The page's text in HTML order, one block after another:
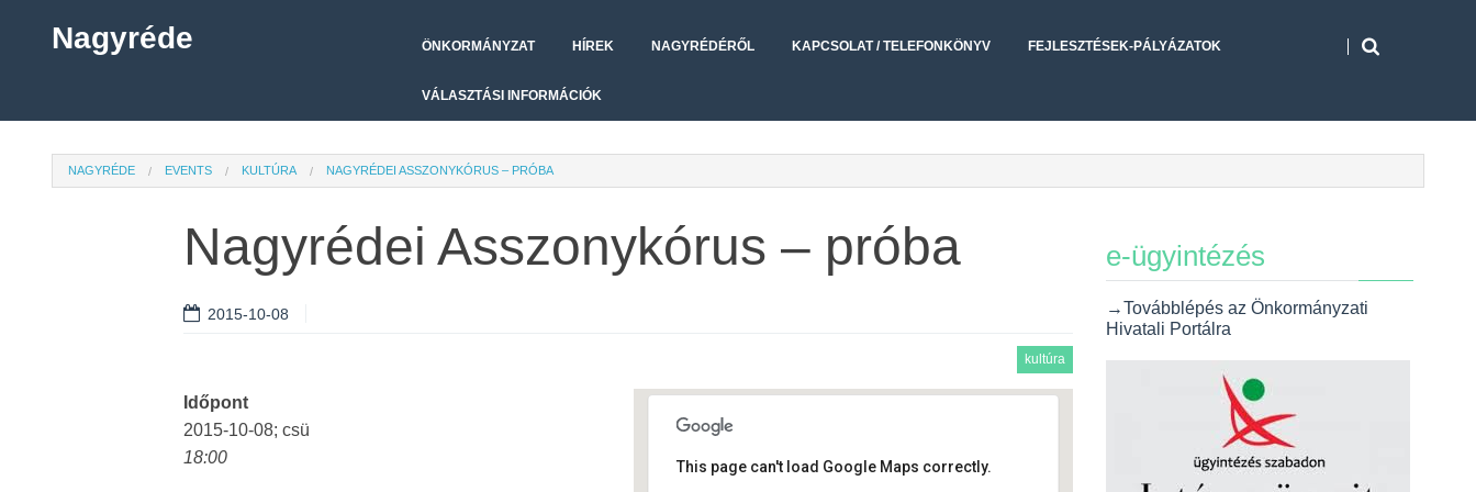
Nagyréde ÖNKORMÁNYZAT HÍREK NAGYRÉDÉRŐL KAPCSOLAT / TELEFONKÖNYV FEJLESZTÉSEK-PÁLYÁZATOK
VÁLASZTÁSI INFORMÁCIÓK
NAGYRÉDE EVENTS KULTÚRA NAGYRÉDEI ASSZONYKÓRUS – PRÓBA
Nagyrédei Asszonykórus – próba
2015-10-08
kultúra
Művelődési ház
This page can't load Google Maps correctly.
Időpont
2015-10-08; csü
18:00
e-ügyintézés
→Továbblépés az Önkormányzati
Hivatali Portálra